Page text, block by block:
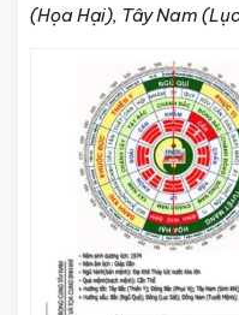
(Họa Hại), Tây Nam